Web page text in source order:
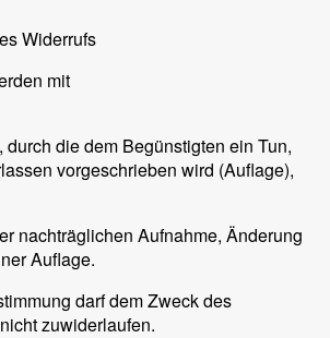
Widerrufs
mit
die dem Begünstigten ein Tun,
vorgeschrieben wird (Auflage),
nachträglichen Aufnahme, Änderung
Auflage.
darf dem Zweck des
zuwiderlaufen.